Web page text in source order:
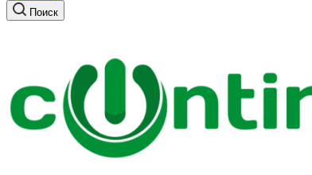
Поиск